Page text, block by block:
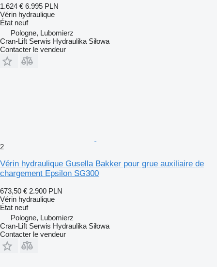
1.624 € 6.995 PLN
Vérin hydraulique
État neuf
Pologne, Lubomierz
Cran-Lift Serwis Hydraulika Siłowa
Contacter le vendeur
2
Vérin hydraulique Gusella Bakker pour grue auxiliaire de
chargement Epsilon SG300
673,50 € 2.900 PLN
Vérin hydraulique
État neuf
Pologne, Lubomierz
Cran-Lift Serwis Hydraulika Siłowa
Contacter le vendeur